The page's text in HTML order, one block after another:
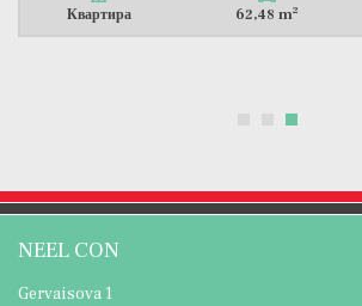
Квартира 62,48 m2
NEEL CON
Gervaisova 1